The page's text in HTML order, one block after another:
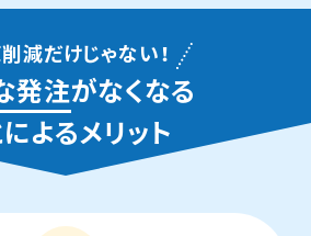
減だけじゃない！
発注がなくなる
よるメリット